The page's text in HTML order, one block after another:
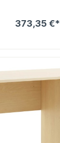
373,35 €*